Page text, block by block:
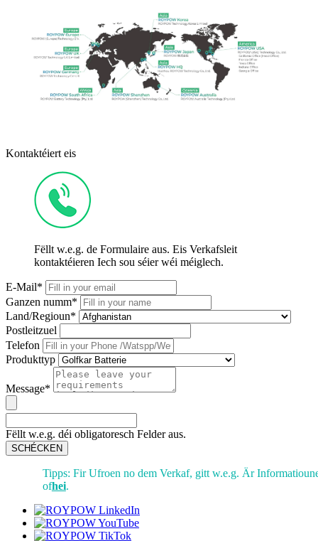
Kontaktéiert eis
Fëllt w.e.g. de Formulaire aus. Eis Verkafsleit
kontaktéieren Iech sou séier wéi méiglech.
E-Mail*
Ganzen numm*
Land/Regioun*
Postleitzuel
Telefon
Produkttyp
Message*
Fëllt w.e.g. déi obligatoresch Felder aus.
SCHÉCKEN
Tipps: Fir Ufroen no dem Verkaf, gitt w.e.g. Är
ofhei.